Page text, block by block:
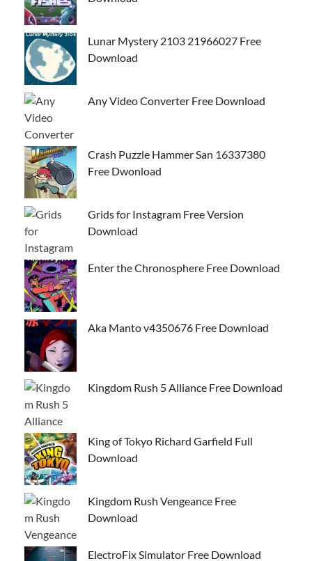
Lunar Mystery 2103 21966027 Free
Download
Any Video Converter Free Download
Crash Puzzle Hammer San 16337380
Free Dwonload
Grids for Instagram Free Version
Download
Enter the Chronosphere Free Download
Aka Manto v4350676 Free Download
Kingdom Rush 5 Alliance Free Download
King of Tokyo Richard Garfield Full
Download
Kingdom Rush Vengeance Free
Download
ElectroFix Simulator Free Download